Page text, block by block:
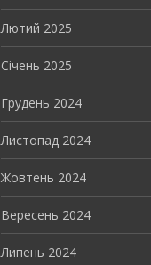
Лютий 2025
Січень 2025
Грудень 2024
Листопад 2024
Жовтень 2024
Вересень 2024
Липень 2024